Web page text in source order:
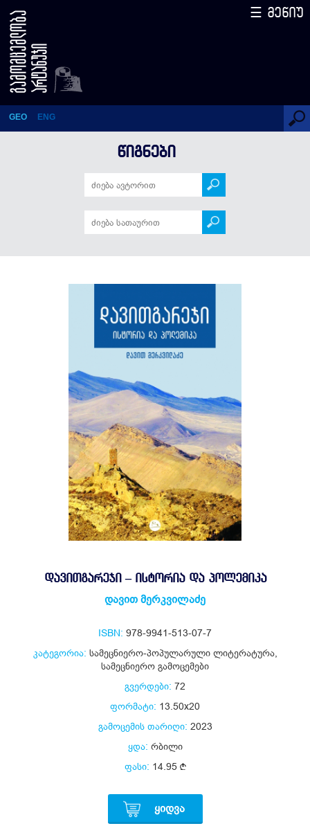
დავითგარეჯი – ისტორია და
პოლემიკა
GEO ENG
☰ მენიუ
ᲬᲘᲒᲜᲔᲑᲘ
ᲓᲐᲕᲘᲗᲒᲐᲠᲔᲯᲘ – ᲘᲡᲢᲝᲠᲘᲐ ᲓᲐ ᲞᲝᲚᲔᲛᲘᲙᲐ
დავით მერკვილაძე
ISBN: 978-9941-513-07-7
კატეგორია: სამეცნიერო-პოპულარული ლიტერატურა,
სამეცნიერო გამოცემები
გვერდები: 72
ფორმატი: 13.50x20
გამოცემის თარიღი: 2023
ყდა: რბილი
ფასი: 14.95
ᲧᲘᲓᲕᲐ